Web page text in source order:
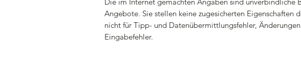
Angebote. Sie stellen keine zugesicherten Eigenschaften
nicht für Tipp- und Datenübermittlungsfehler,
Eingabefehler.